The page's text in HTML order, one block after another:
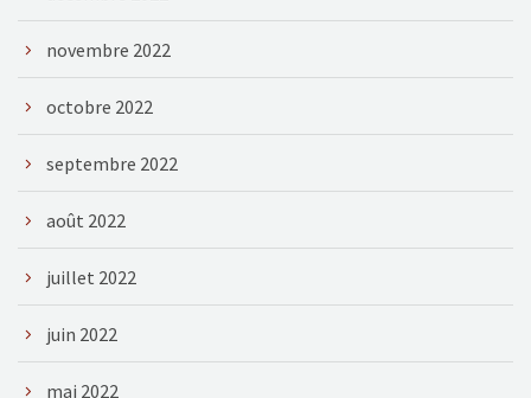
novembre 2022
octobre 2022
septembre 2022
août 2022
juillet 2022
juin 2022
mai 2022